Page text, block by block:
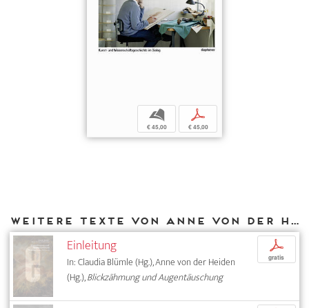
b
€ 45,00
p
€ 45,00
Weitere Texte von Anne von der Heiden bei DIAPHANES
Einleitung
In: Claudia Blümle (Hg.), Anne von der Heiden
(Hg.),Blickzähmung und Augentäuschung
p
gratis